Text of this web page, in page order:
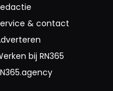
& contact
bij RN365